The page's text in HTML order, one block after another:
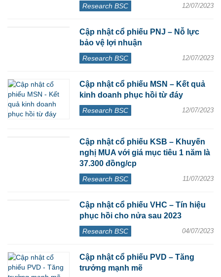
Research BSC 12/07/2023
Cập nhật cổ phiếu PNJ – Nỗ lực
bảo vệ lợi nhuận
Research BSC 12/07/2023
Cập nhật cổ phiếu MSN – Kết quả
kinh doanh phục hồi từ đáy
Research BSC 12/07/2023
Cập nhật cổ phiếu KSB – Khuyến
nghị MUA với giá mục tiêu 1 năm là
37.300 đồng/cp
Research BSC 11/07/2023
Cập nhật cổ phiếu VHC – Tín hiệu
phục hồi cho nửa sau 2023
Research BSC 04/07/2023
Cập nhật cổ phiếu PVD – Tăng
trưởng mạnh mẽ